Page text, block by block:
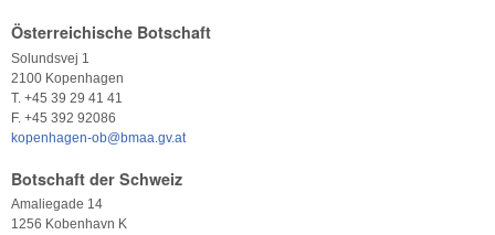
Österreichische Botschaft
Solundsvej 1
2100 Kopenhagen
T. +45 39 29 41 41
F. +45 392 92086
kopenhagen-ob@bmaa.gv.at
Botschaft der Schweiz
Amaliegade 14
1256 Kobenhavn K